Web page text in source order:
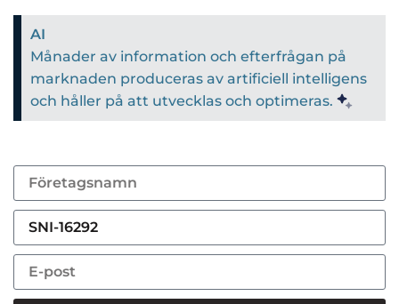
AI
Månader av information och efterfrågan på
marknaden produceras av artificiell intelligens
och håller på att utvecklas och optimeras.